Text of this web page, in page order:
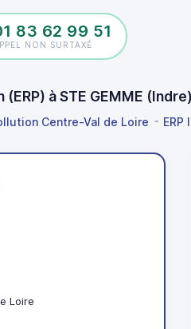
83 62 99 51
NON SURTAXÉ
à STE GEMME (Indre)
Centre-Val de Loire ERP
Loire